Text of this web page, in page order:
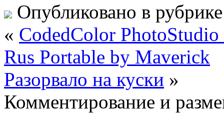
Опубликовано в
« CodedColor
Rus Portable by Maverick
Разорвало на куски »
Комментирование и